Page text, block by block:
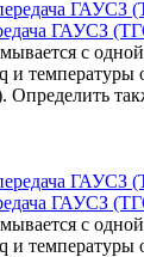
ГАУСЗ
с
и
Определить
ГАУСЗ
с
и